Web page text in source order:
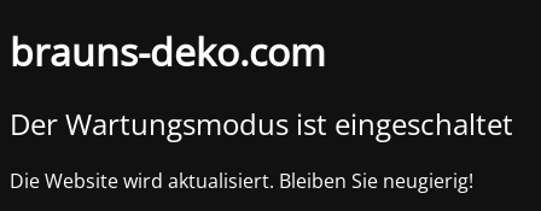
brauns-deko.com
Der Wartungsmodus ist eingeschaltet
Die Website wird aktualisiert. Bleiben Sie neugierig!